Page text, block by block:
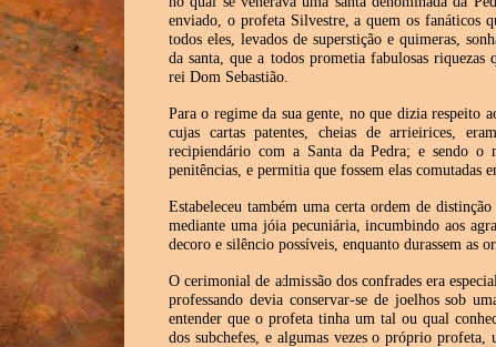
enviado, o profeta Silvestre, a quem os fanáticos
todos eles, levados de superstição e quimeras,
da santa, que a todos prometia fabulosas
rei Dom Sebastião.
Para o regime da sua gente, no que dizia respeito
cujas cartas patentes, cheias de arrieirices,
recipiendário com a Santa da Pedra; e sendo o
penitências, e permitia que fossem elas comutadas
Estabeleceu também uma certa ordem de
mediante uma jóia pecuniária, incumbindo aos
decoro e silêncio possíveis, enquanto durassem as
O cerimonial de admissão dos confrades era
professando devia conservar-se de joelhos sob
entender que o profeta tinha um tal ou qual
dos subchefes, e algumas vezes o próprio profeta,